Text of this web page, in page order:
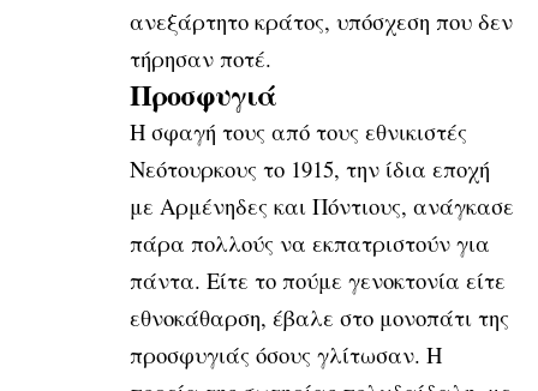
ανεξάρτητο κράτος, υπόσχεση που δεν
τήρησαν ποτέ.
Προσφυγιά
Η σφαγή τους από τους εθνικιστές
Νεότουρκους το 1915, την ίδια εποχή
με Αρμένηδες και Πόντιους, ανάγκασε
πάρα πολλούς να εκπατριστούν για
πάντα. Είτε το πούμε γενοκτονία είτε
εθνοκάθαρση, έβαλε στο μονοπάτι της
προσφυγιάς όσους γλίτωσαν. Η